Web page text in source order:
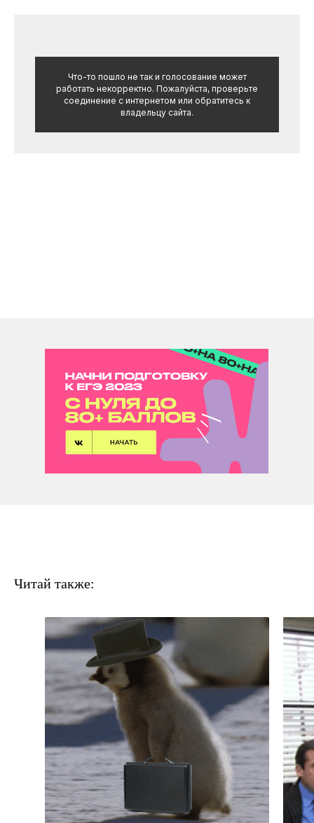
Что-то пошло не так и голосование может
работать некорректно. Пожалуйста, проверьте
соединение с интернетом или обратитесь к
владельцу сайта.
Читай также: